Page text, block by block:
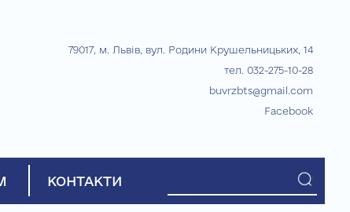
79017, м. Львів, вул. Родини Крушельницьких, 14
тел. 032-275-10-28
buvrzbts@gmail.com
Facebook
КОНТАКТИ